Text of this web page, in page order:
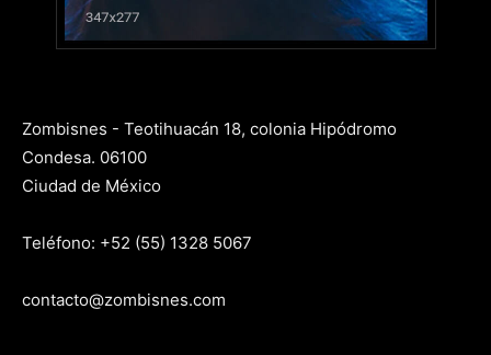
Zombisnes - Teotihuacán 18, colonia Hipódromo
Condesa. 06100
Ciudad de México
Teléfono: +52 (55) 1328 5067
contacto@zombisnes.com